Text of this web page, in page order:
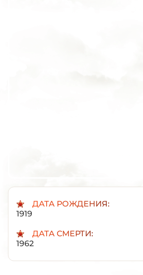
ДАТА РОЖДЕНИЯ:
1919
ДАТА СМЕРТИ:
1962